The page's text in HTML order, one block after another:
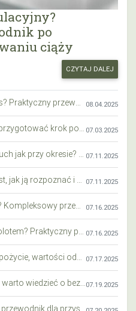
po
ciąży
CZYTAJ DALEJ
Co zrobić, jak spóźnia się okres? Praktyczny przewodnik krok po kroku 08.04.2025
Badanie GBS w ciąży – jak się przygotować krok po kroku? 07.03.2025
Czy na początku ciąży boli brzuch jak przy okresie? Wyjaśniamy objawy i różnice 07.11.2025
Ciąża biochemiczna – co to jest, jak ją rozpoznać i co warto wiedzieć? 07.11.2025
Czego nie można jeść w ciąży? Kompleksowy przewodnik dla przyszłych mam 07.16.2025
Czy w ciąży można latać samolotem? Praktyczny przewodnik dla przyszłych mam 07.16.2025
Grzyby w ciąży – bezpieczne spożycie, wartości odżywcze i zagrożenia 07.17.2025
Zakazane owoce w ciąży – co warto wiedzieć o bezpieczeństwie diety przyszłej mamy?07.19.2025